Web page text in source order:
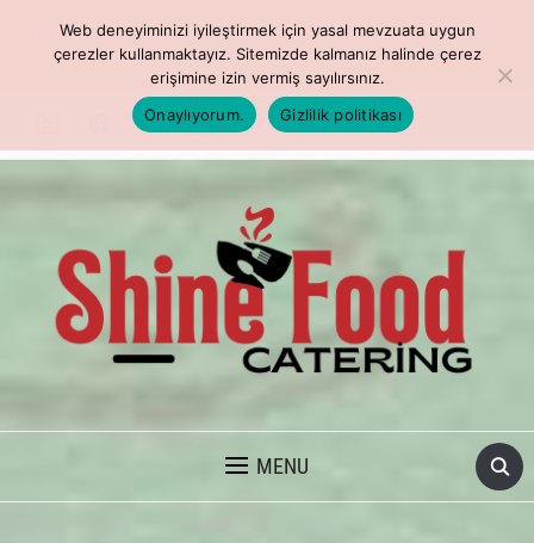
MENU
Kaliteli ve leziz menüler indirimde! Detaylı
bilgi için bize ulaşın.
Web deneyiminizi iyileştirmek için yasal mevzuata uygun
çerezler kullanmaktayız. Sitemizde kalmanız halinde çerez
erişimine izin vermiş sayılırsınız.
Onaylıyorum.
Gizlilik politikası